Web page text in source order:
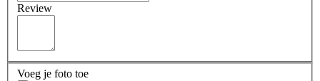
Review
Voeg je foto toe